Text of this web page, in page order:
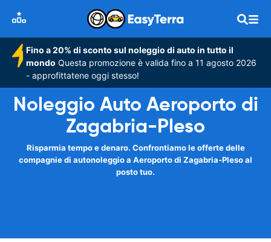
Fino a 20% di sconto sul noleggio di auto in tutto il
mondo Questa promozione è valida fino a 11 agosto 2026
- approfittatene oggi stesso!
Noleggio Auto Aeroporto di
Zagabria-Pleso
Risparmia tempo e denaro. Confrontiamo le offerte delle
compagnie di autonoleggio a Aeroporto di Zagabria-Pleso al
posto tuo.